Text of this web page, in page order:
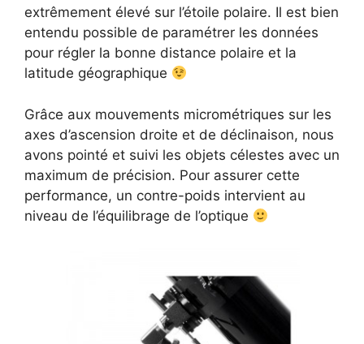
extrêmement élevé sur l’étoile polaire. Il est bien
entendu possible de paramétrer les données
pour régler la bonne distance polaire et la
latitude géographique
Grâce aux mouvements micrométriques sur les
axes d’ascension droite et de déclinaison, nous
avons pointé et suivi les objets célestes avec un
maximum de précision. Pour assurer cette
performance, un contre-poids intervient au
niveau de l’équilibrage de l’optique